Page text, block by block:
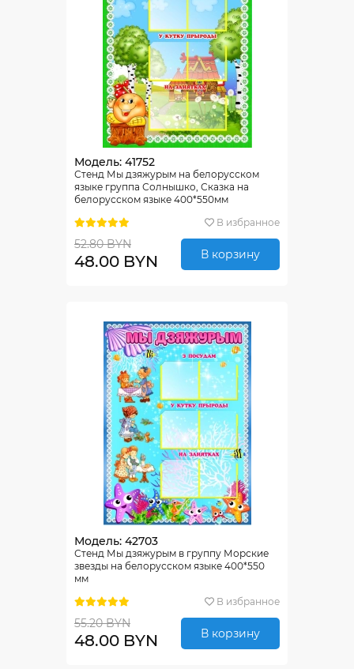
Модель: 41752
Стенд Мы дзяжурым на белорусском
языке группа Солнышко, Сказка на
белорусском языке 400*550мм
В избранное
52.80 BYN
48.00 BYN В корзину
Модель: 42703
Стенд Мы дзяжурым в группу Морские
звезды на белорусском языке 400*550
мм
В избранное
55.20 BYN
48.00 BYN В корзину